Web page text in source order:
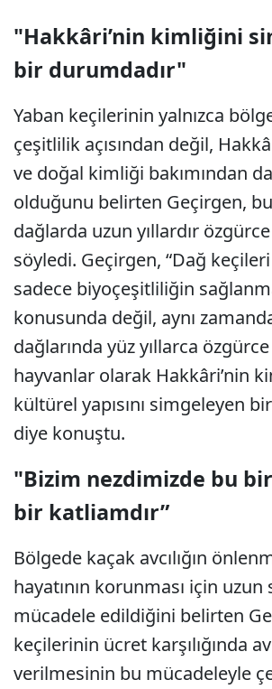
"Hakkâri’nin kimliğini
bir durumdadır"
Yaban keçilerinin yalnızca
çeşitlilik açısından değil,
ve doğal kimliği bakımından
olduğunu belirten Geçirgen,
dağlarda uzun yıllardır özgürce
söyledi. Geçirgen, “Dağ
sadece biyoçeşitliliğin
konusunda değil, aynı
dağlarında yüz yıllarca
hayvanlar olarak Hakkâri’nin
kültürel yapısını simgeleyen
diye konuştu.
"Bizim nezdimizde bu
bir katliamdır”
Bölgede kaçak avcılığın
hayatının korunması için
mücadele edildiğini belirten
keçilerinin ücret karşılığında
verilmesinin bu mücadeleyle